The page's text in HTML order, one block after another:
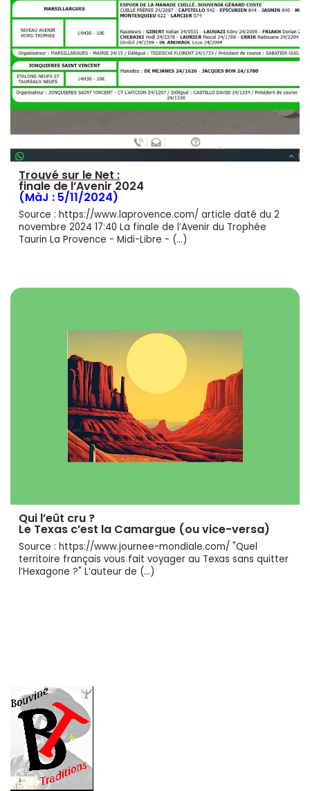
Trouvé sur le Net :
finale de l’Avenir 2024
(MàJ : 5/11/2024)
Source : https://www.laprovence.com/ article daté du 2
novembre 2024 17:40 La finale de l’Avenir du Trophée
Taurin La Provence - Midi-Libre - (…)
Qui l’eût cru ?
Le Texas c’est la Camargue (ou vice-versa)
Source : https://www.journee-mondiale.com/ "Quel
territoire français vous fait voyager au Texas sans quitter
l’Hexagone ?" L’auteur de (…)